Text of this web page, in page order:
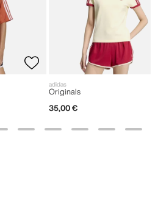
adidas
Originals
35,00 €